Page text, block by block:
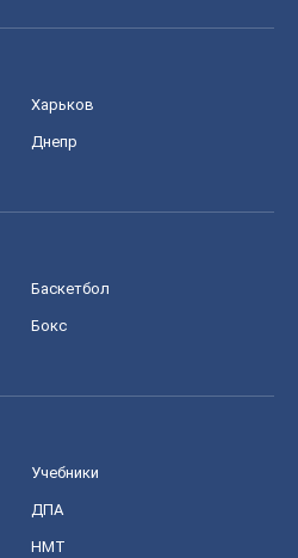
Харьков
Днепр
Баскетбол
Бокс
Учебники
ДПА
НМТ